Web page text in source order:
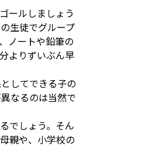
ールしましょう
生徒でグループ
ノートや鉛筆の
よりずいぶん早
してできる子の
なるのは当然で
でしょう。そん
親や、小学校の